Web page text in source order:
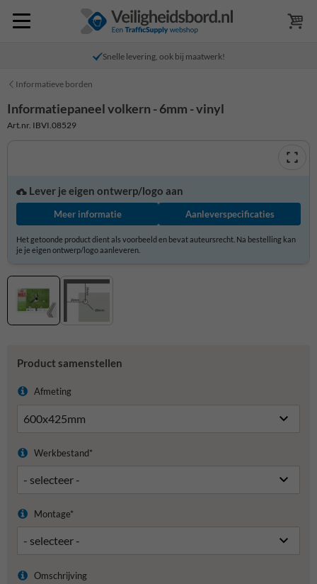
Snelle levering, ook bij maatwerk!
Informatieve borden
Informatiepaneel volkern - 6mm - vinyl
Art.nr. IBVI.08529
Lever je eigen ontwerp/logo aan
Meer informatie Aanleverspecificaties
Het getoonde product dient als voorbeeld en bevat auteursrecht. Na bestelling kan
je je eigen ontwerp/logo aanleveren.
Product samenstellen
Afmeting
Werkbestand*
Montage*
Omschrijving